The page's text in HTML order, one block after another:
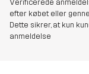
Verificerede
efter købet eller
Dette sikrer, at kun
anmeldelse